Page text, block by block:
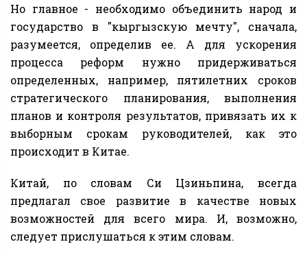
Но главное - необходимо объединить народ и
государство в "кыргызскую мечту", сначала,
разумеется, определив ее. А для ускорения
процесса реформ нужно придерживаться
определенных, например, пятилетних сроков
стратегического планирования, выполнения
планов и контроля результатов, привязать их к
выборным срокам руководителей, как это
происходит в Китае.
Китай, по словам Си Цзиньпина, всегда
предлагал свое развитие в качестве новых
возможностей для всего мира. И, возможно,
следует прислушаться к этим словам.